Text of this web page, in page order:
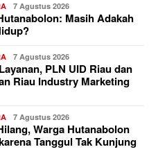
7 Agustus 2026
Masih Adakah
7 Agustus 2026
PLN UID Riau dan
Riau Industry Marketing
7 Agustus 2026
Warga Hutanabolon
Tanggul Tak Kunjung